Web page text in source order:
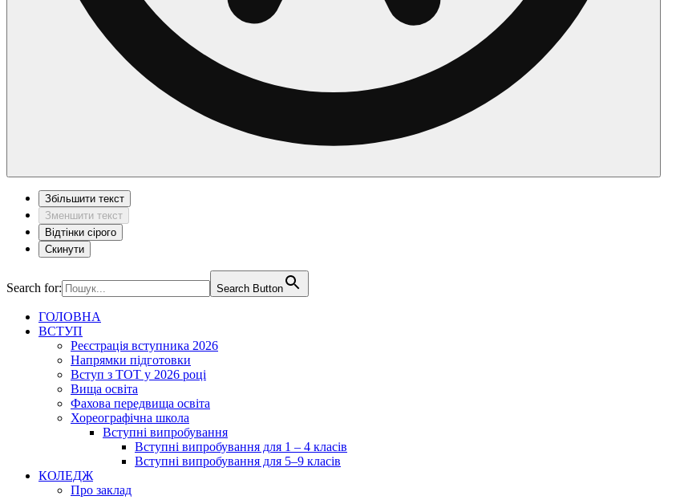
Збільшити текст
Зменшити текст
Відтінки сірого
Скинути
Search for: Search Button
ГОЛОВНА
ВСТУП
Реєстрація вступника 2026
Напрямки підготовки
Вступ з ТОТ у 2026 році
Вища освіта
Фахова передвища освіта
Хореографічна школа
Вступні випробування
Вступні випробування для 1 – 4 класів
Вступні випробування для 5–9 класів
КОЛЕДЖ
Про заклад